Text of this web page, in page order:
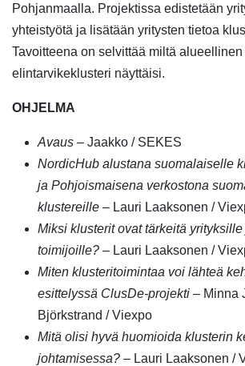
Pohjanmaalla. Projektissa edistetään
yhteistyötä ja lisätään yritysten tietoa
Tavoitteena on selvittää miltä alueellinen
elintarvikeklusteri näyttäisi.
OHJELMA
Avaus – Jaakko / SEKES
NordicHub alustana suomalaiselle
ja Pohjoismaisena verkostona
klustereille – Lauri Laaksonen /
Miksi klusterit ovat tärkeitä
toimijoille? – Lauri Laaksonen /
Miten klusteritoimintaa voi lähteä
esittelyssä ClusDe-projekti – Minna
Björkstrand / Viexpo
Mitä olisi hyvä huomioida klusterin
johtamisessa? – Lauri Laaksonen /